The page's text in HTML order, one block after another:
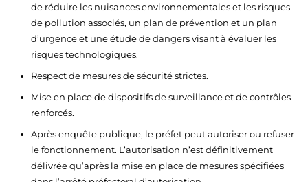
de réduire les nuisances environnementales et les risques
de pollution associés, un plan de prévention et un plan
d’urgence et une étude de dangers visant à évaluer les
risques technologiques.
Respect de mesures de sécurité strictes.
Mise en place de dispositifs de surveillance et de contrôles
renforcés.
Après enquête publique, le préfet peut autoriser ou refuser
le fonctionnement. L’autorisation n’est définitivement
délivrée qu’après la mise en place de mesures spécifiées